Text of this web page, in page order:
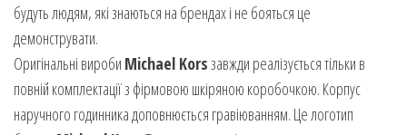
будуть людям, які знаються на брендах і не бояться це
демонструвати.
Оригінальні вироби Michael Korsзавжди реалізується тільки в
повній комплектації з фірмовою шкіряною коробочкою. Корпус
наручного годинника доповнюється гравіюванням. Це логотип